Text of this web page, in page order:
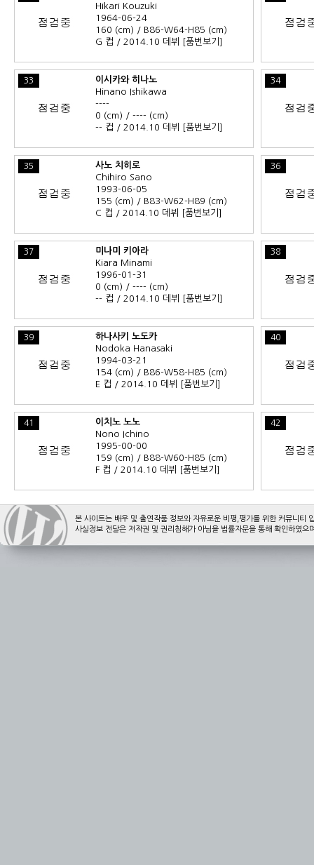
Hikari Kouzuki
1964-06-24
160 (cm) / B86-W64-H85 (cm)
G 컵 / 2014.10 데뷔
[품번보기]
33
이시카와 히나노
Hinano Ishikawa
----
0 (cm) / ---- (cm)
-- 컵 / 2014.10 데뷔
[품번보기]
34
35
사노 치히로
Chihiro Sano
1993-06-05
155 (cm) / B83-W62-H89 (cm)
C 컵 / 2014.10 데뷔
[품번보기]
36
37
미나미 키아라
Kiara Minami
1996-01-31
0 (cm) / ---- (cm)
-- 컵 / 2014.10 데뷔
[품번보기]
38
39
하나사키 노도카
Nodoka Hanasaki
1994-03-21
154 (cm) / B86-W58-H85 (cm)
E 컵 / 2014.10 데뷔
[품번보기]
40
41
이치노 노노
Nono Ichino
1995-00-00
159 (cm) / B88-W60-H85 (cm)
F 컵 / 2014.10 데뷔
[품번보기]
42
본 사이트는 배우 및 출연작품 정보와 자유로운 비평,평가를 위한 커뮤니티
사실정보 전달은 저작권 및 권리침해가 아님을 법률자문을 통해 확인하였으